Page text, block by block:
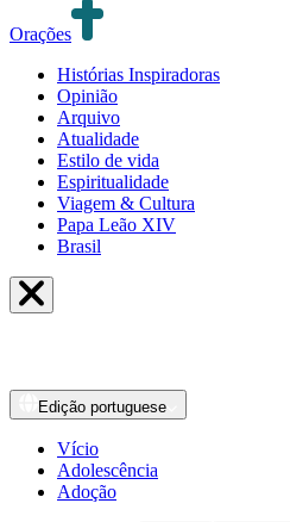
Orações
Histórias Inspiradoras
Opinião
Arquivo
Atualidade
Estilo de vida
Espiritualidade
Viagem & Cultura
Papa Leão XIV
Brasil
Edição portuguese
Vício
Adolescência
Adoção